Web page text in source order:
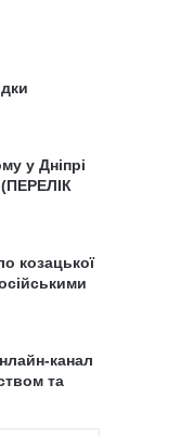
у Дніпрі
козацької
канал
та